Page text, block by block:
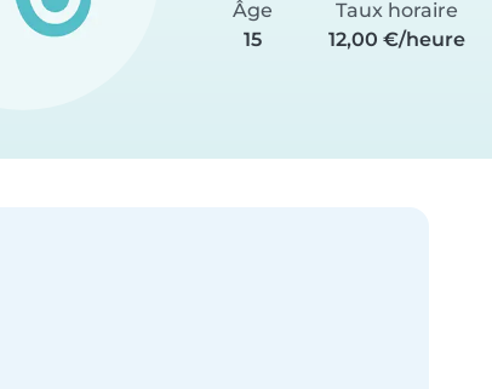
Âge
15
Taux horaire
12,00 €/heure